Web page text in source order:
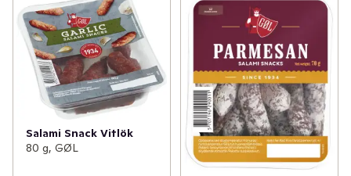
Salami Snack Vitlök
80 g, GØL